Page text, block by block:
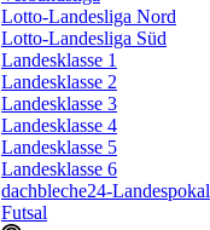
Lotto-Landesliga Nord
Lotto-Landesliga Süd
Landesklasse 1
Landesklasse 2
Landesklasse 3
Landesklasse 4
Landesklasse 5
Landesklasse 6
dachbleche24-Landespokal
Futsal